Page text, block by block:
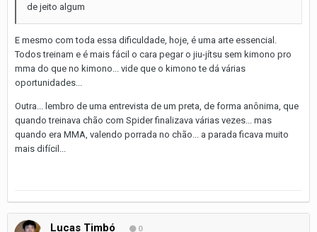
de jeito algum
E mesmo com toda essa dificuldade, hoje, é uma arte essencial.
Todos treinam e é mais fácil o cara pegar o jiu-jítsu sem kimono pro
mma do que no kimono... vide que o kimono te dá várias
oportunidades...
Outra... lembro de uma entrevista de um preta, de forma anônima, que
quando treinava chão com Spider finalizava várias vezes... mas
quando era MMA, valendo porrada no chão... a parada ficava muito
mais difícil...
Lucas Timbó 0